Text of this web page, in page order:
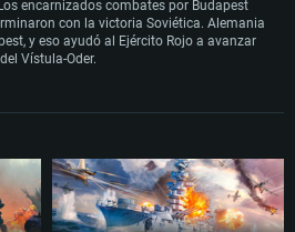
encarnizados combates por Budapest
con la victoria Soviética. Alemania
y eso ayudó al Ejército Rojo a avanzar
Vístula-Oder.